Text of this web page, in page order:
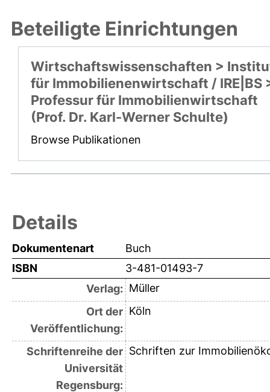
Beteiligte Einrichtungen
Wirtschaftswissenschaften >
für Immobilienenwirtschaft / IRE|BS
Professur für Immobilienwirtschaft
(Prof. Dr. Karl-Werner Schulte)
Browse Publikationen
Details
Dokumentenart
Buch
ISBN
3-481-01493-7
Verlag: Müller
Ort der
Veröffentlichung:
Köln
Schriftenreihe der
Universität
Regensburg:
Schriften zur